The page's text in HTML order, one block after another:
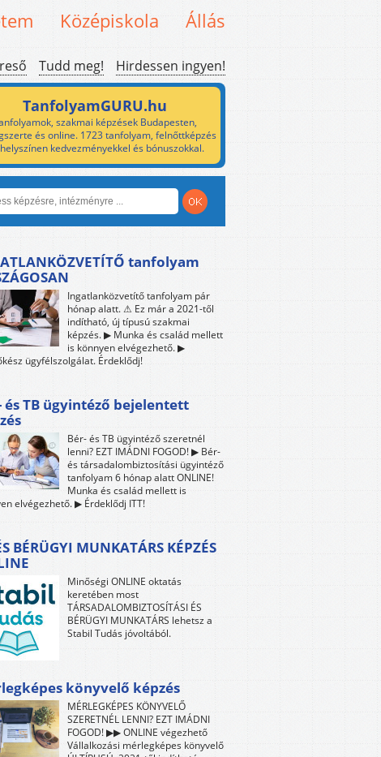
Középiskola Állás
Tudd meg! Hirdessen ingyen!
TanfolyamGURU.hu
szakmai képzések Budapesten,
és online. 1723 tanfolyam, felnőttképzés
kedvezményekkel és bónuszokkal.
tanfolyam
Ingatlanközvetítő tanfolyam pár
hónap alatt. ⚠ Ez már a 2021-től
indítható, új típusú szakmai
képzés. ▶ Munka és család mellett
is könnyen elvégezhető. ▶
ügyfélszolgálat. Érdeklődj!
és TB ügyintéző bejelentett
Bér- és TB ügyintéző szeretnél
lenni? EZT IMÁDNI FOGOD! ▶ Bér-
és társadalombiztosítási ügyintéző
tanfolyam 6 hónap alatt ONLINE!
Munka és család mellett is
elvégezhető. ▶ Érdeklődj ITT!
BÉRÜGYI MUNKATÁRS KÉPZÉS
Minőségi ONLINE oktatás
keretében most
TÁRSADALOMBIZTOSÍTÁSI ÉS
BÉRÜGYI MUNKATÁRS lehetsz a
Stabil Tudás jóvoltából.
könyvelő képzés
MÉRLEGKÉPES KÖNYVELŐ
SZERETNÉL LENNI? EZT IMÁDNI
FOGOD! ▶▶ ONLINE végezhető
Vállalkozási mérlegképes könyvelő